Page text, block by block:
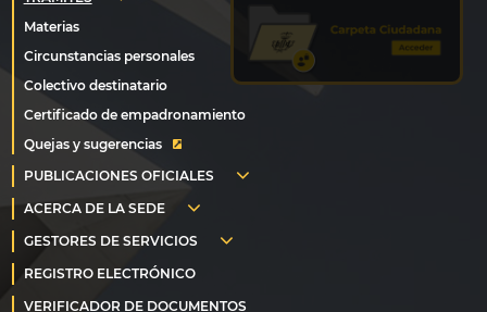
Quejas y sugerencias